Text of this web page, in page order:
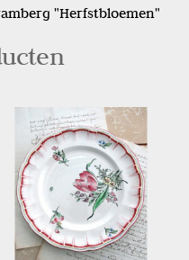
"Herfstbloemen"